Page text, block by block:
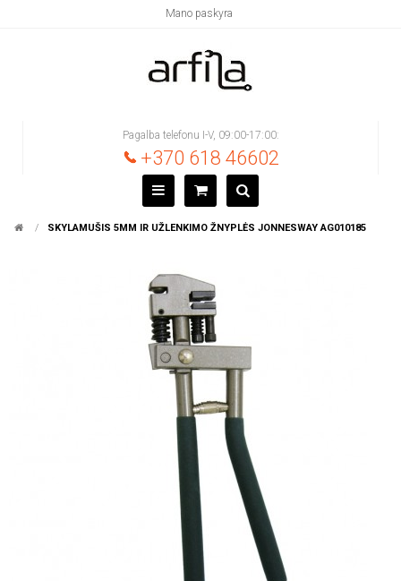
Mano paskyra
Pagalba telefonu I-V, 09:00-17:00:
+370 618 46602
SKYLAMUŠIS 5MM IR UŽLENKIMO ŽNYPLĖS JONNESWAY AG010185